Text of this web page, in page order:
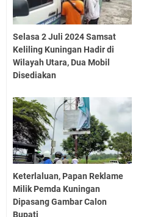
Selasa 2 Juli 2024 Samsat
Keliling Kuningan Hadir di
Wilayah Utara, Dua Mobil
Disediakan
Keterlaluan, Papan Reklame
Milik Pemda Kuningan
Dipasang Gambar Calon
Bupati